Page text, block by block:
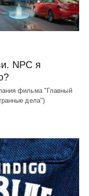
NPC я
фильма "Главный
дела")